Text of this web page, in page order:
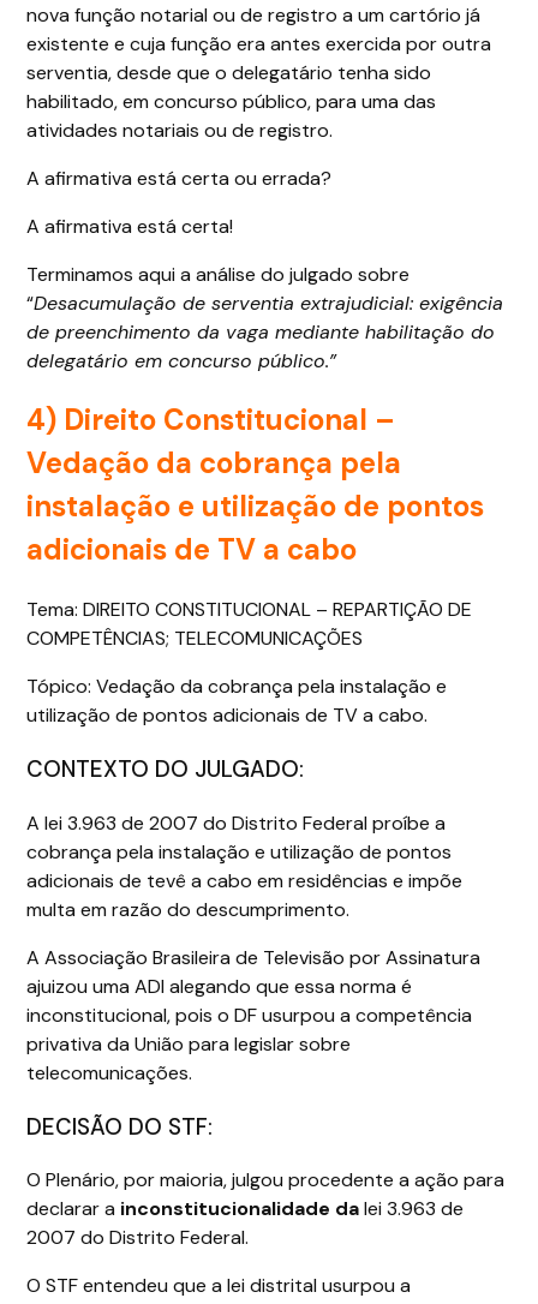
nova função notarial ou de registro a um cartório já
existente e cuja função era antes exercida por outra
serventia, desde que o delegatário tenha sido
habilitado, em concurso público, para uma das
atividades notariais ou de registro.
A afirmativa está certa ou errada?
A afirmativa está certa!
Terminamos aqui a análise do julgado sobre
“Desacumulação de serventia extrajudicial: exigência
de preenchimento da vaga mediante habilitação do
delegatário em concurso público.”
4) Direito Constitucional –
Vedação da cobrança pela
instalação e utilização de pontos
adicionais de TV a cabo
Tema: DIREITO CONSTITUCIONAL – REPARTIÇÃO DE
COMPETÊNCIAS; TELECOMUNICAÇÕES
Tópico: Vedação da cobrança pela instalação e
utilização de pontos adicionais de TV a cabo.
CONTEXTO DO JULGADO:
A lei 3.963 de 2007 do Distrito Federal proíbe a
cobrança pela instalação e utilização de pontos
adicionais de tevê a cabo em residências e impõe
multa em razão do descumprimento.
A Associação Brasileira de Televisão por Assinatura
ajuizou uma ADI alegando que essa norma é
inconstitucional, pois o DF usurpou a competência
privativa da União para legislar sobre
telecomunicações.
DECISÃO DO STF:
O Plenário, por maioria, julgou procedente a ação para
declarar a inconstitucionalidade dalei 3.963 de
2007 do Distrito Federal.
O STF entendeu que a lei distrital usurpou a